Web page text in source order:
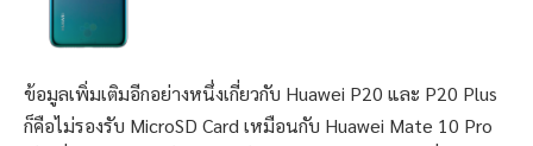
ข้อมูลเพิ่มเติมอีกอย่างหนึ่งเกี่ยวกับ Huawei P20 และ P20 Plus
ก็คือไม่รองรับ MicroSD Card เหมือนกับ Huawei Mate 10 Pro